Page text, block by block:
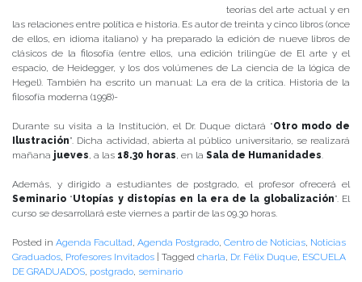
teorías del arte actual y en
las relaciones entre política e historia. Es autor de treinta y cinco libros (once
de ellos, en idioma italiano) y ha preparado la edición de nueve libros de
clásicos de la filosofía (entre ellos, una edición trilingüe de El arte y el
espacio, de Heidegger, y los dos volúmenes de La ciencia de la lógica de
Hegel). También ha escrito un manual: La era de la crítica. Historia de la
filosofía moderna (1998)-
Durante su visita a la Institución, el Dr. Duque dictará “Otro modo de
Ilustración”. Dicha actividad, abierta al público universitario, se realizará
mañana jueves , a las 18.30 horas , en la Sala de Humanidades
Además, y dirigido a estudiantes de postgrado, el profesor ofrecerá el
Seminario “Utopías y distopías en la era de la globalización”. El
curso se desarrollará este viernes a partir de las 09.30 horas.
Posted in Agenda Facultad Agenda Postgrado Centro de Noticias Noticias
Graduados Profesores Invitados | Tagged charla Dr. Félix Duque ESCUELA
DE GRADUADOS postgrado seminario